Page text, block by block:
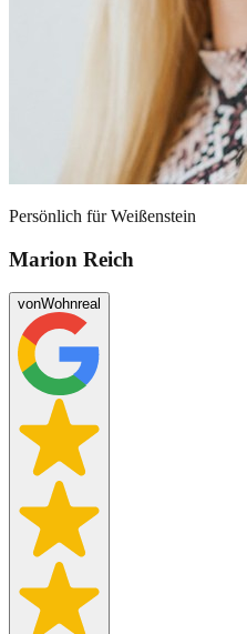
Persönlich fürWeißenstein
Marion Reich
vonWohnreal